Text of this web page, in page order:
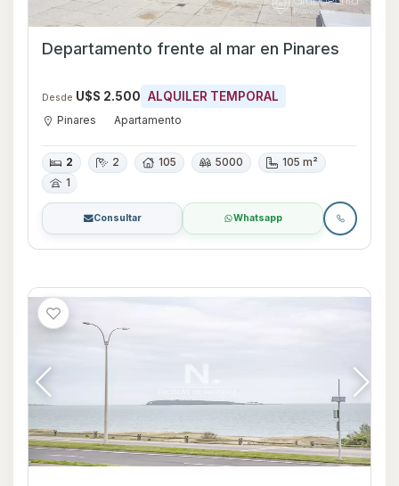
Departamento frente al mar en Pinares
Desde U$S 2.500 ALQUILER TEMPORAL
Pinares Apartamento
2 2 105 5000
105 m²
1
Consultar Whatsapp